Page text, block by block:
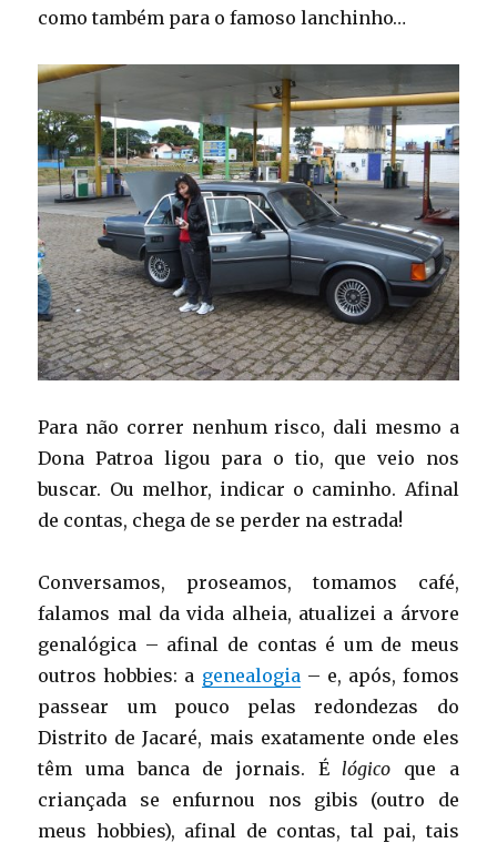
como também para o famoso lanchinho…
Para não correr nenhum risco, dali mesmo a
Dona Patroa ligou para o tio, que veio nos
buscar. Ou melhor, indicar o caminho. Afinal
de contas, chega de se perder na estrada!
Conversamos, proseamos, tomamos café,
falamos mal da vida alheia, atualizei a árvore
genalógica – afinal de contas é um de meus
outros hobbies: a genealogia – e, após, fomos
passear um pouco pelas redondezas do
Distrito de Jacaré, mais exatamente onde eles
têm uma banca de jornais. Élógico que a
criançada se enfurnou nos gibis (outro de
meus hobbies), afinal de contas, tal pai, tais